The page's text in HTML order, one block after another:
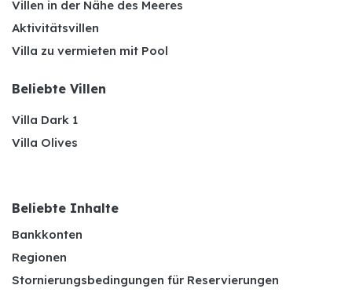
Villen in der Nähe des Meeres
Aktivitätsvillen
Villa zu vermieten mit Pool
Beliebte Villen
Villa Dark 1
Villa Olives
Beliebte Inhalte
Bankkonten
Regionen
Stornierungsbedingungen für Reservierungen